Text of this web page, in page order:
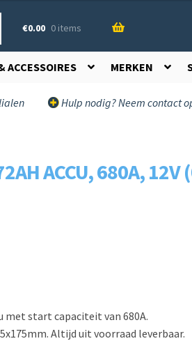
€0.00 0 items
ACCESSOIRES MERKEN
Hulp nodig? Neem contact
ACCU, 680A, 12V
met start capaciteit van 680A.
Altijd uit voorraad leverbaar.